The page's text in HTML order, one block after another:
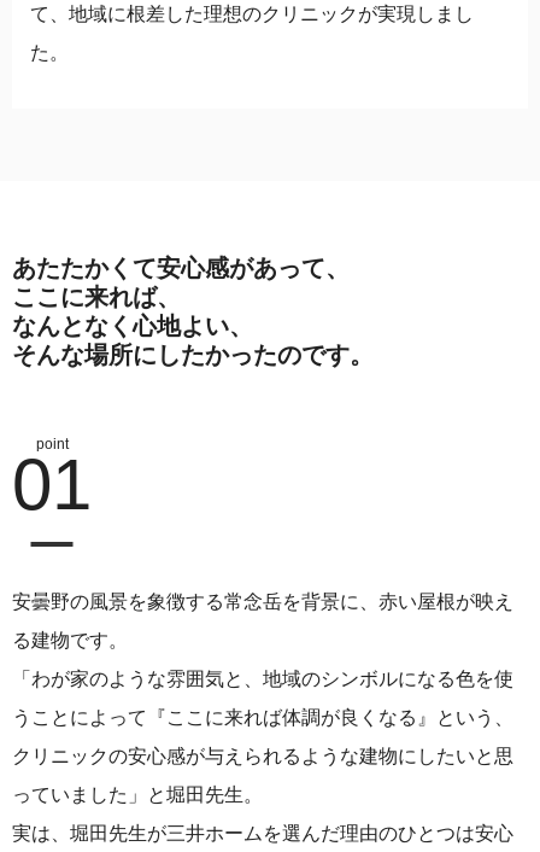
て、地域に根差した理想のクリニックが実現しまし
た。
あたたかくて安心感があって、
ここに来れば、
なんとなく心地よい、
そんな場所にしたかったのです。
01
安曇野の風景を象徴する常念岳を背景に、赤い屋根が映え
る建物です。
「わが家のような雰囲気と、地域のシンボルになる色を使
うことによって『ここに来れば体調が良くなる』という、
クリニックの安心感が与えられるような建物にしたいと思
っていました」と堀田先生。
実は、堀田先生が三井ホームを選んだ理由のひとつは安心